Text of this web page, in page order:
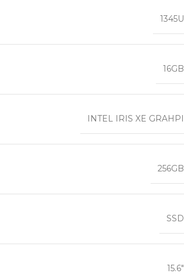
1345U
16GB
INTEL IRIS XE GRAHPI
256GB
SSD
15.6″